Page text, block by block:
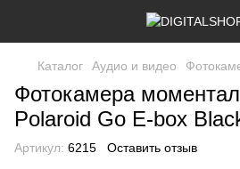
Каталог Аудио и видео
Фотокамера
Polaroid Go E-box
Артикул: 6215 Оставить отзыв